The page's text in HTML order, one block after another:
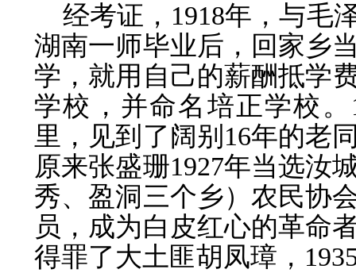
经考证，1918年，与毛
湖南一师毕业后，回家乡
学，就用自己的薪酬抵学
学校，并命名培正学校
里，见到了阔别16年的老
原来张盛珊1927年当选汝
秀、盈洞三个乡）农民协
员，成为白皮红心的革命
得罪了大土匪胡凤璋，